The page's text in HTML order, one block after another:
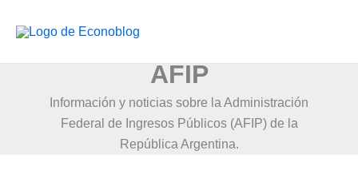
AFIP
Información y noticias sobre la Administración
Federal de Ingresos Públicos (AFIP) de la
República Argentina.